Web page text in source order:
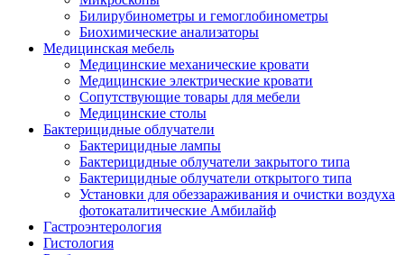
Билирубинометры и гемоглобинометры
Биохимические анализаторы
Медицинская мебель
Медицинские механические кровати
Медицинские электрические кровати
Сопутствующие товары для мебели
Медицинские столы
Бактерицидные облучатели
Бактерицидные лампы
Бактерицидные облучатели закрытого типа
Бактерицидные облучатели открытого типа
Установки для обеззараживания и очистки воздуха
фотокаталитические Амбилайф
Гастроэнтерология
Гистология